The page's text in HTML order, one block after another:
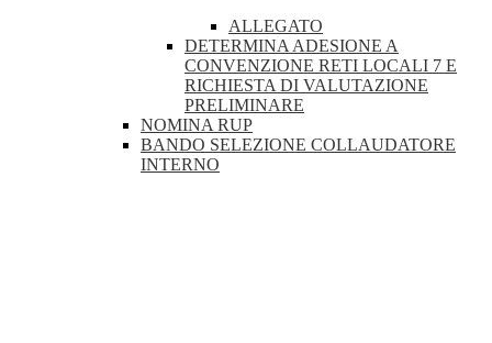
ALLEGATO
DETERMINA ADESIONE A
CONVENZIONE RETI LOCALI 7 E
RICHIESTA DI VALUTAZIONE
PRELIMINARE
NOMINA RUP
BANDO SELEZIONE COLLAUDATORE
INTERNO